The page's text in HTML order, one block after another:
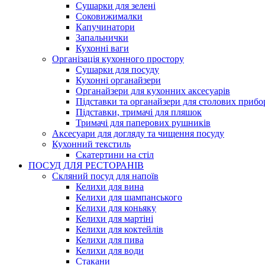
Сушарки для зелені
Соковижималки
Капучинатори
Запальнички
Кухонні ваги
Організація кухонного простору
Сушарки для посуду
Кухонні органайзери
Органайзери для кухонних аксесуарів
Підставки та органайзери для столових
Підставки, тримачі для пляшок
Тримачі для паперових рушників
Аксесуари для догляду та чищення посуду
Кухонний текстиль
Скатертини на стіл
ПОСУД ДЛЯ РЕСТОРАНІВ
Скляний посуд для напоїв
Келихи для вина
Келихи для шампанського
Келихи для коньяку
Келихи для мартіні
Келихи для коктейлів
Келихи для пива
Келихи для води
Стакани